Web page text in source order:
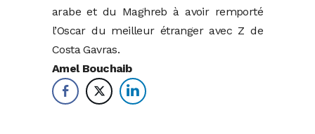
arabe et du Maghreb à avoir remporté
l’Oscar du meilleur étranger avec Z de
Costa Gavras.
Amel Bouchaib